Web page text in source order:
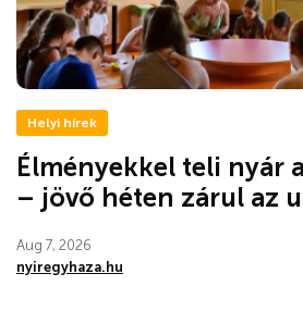
Helyi hírek
Élményekkel teli nyár
– jövő héten zárul az
Aug 7, 2026
nyiregyhaza.hu